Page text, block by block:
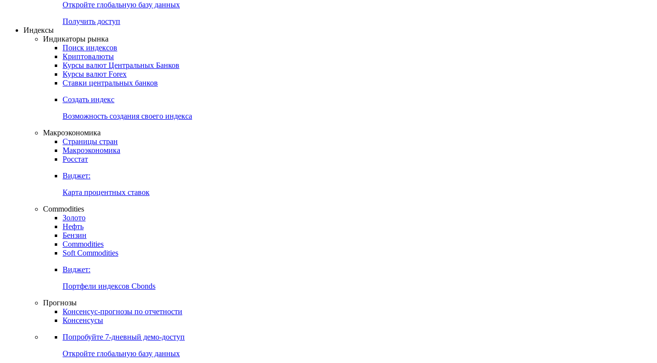
Откройте глобальную базу данных
Получить доступ
Индексы
Индикаторы рынка
Поиск индексов
Криптовалюты
Курсы валют Центральных Банков
Курсы валют Forex
Ставки центральных банков
Создать индекс
Возможность создания своего индекса
Макроэкономика
Страницы стран
Макроэкономика
Росстат
Виджет:
Карта процентных ставок
Commodities
Золото
Нефть
Бензин
Commodities
Soft Commodities
Виджет:
Портфели индексов Cbonds
Прогнозы
Консенсус-прогнозы по отчетности
Консенсусы
Попробуйте 7-дневный демо-доступ
Откройте глобальную базу данных